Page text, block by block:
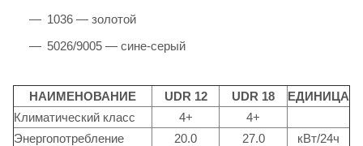
1036 — золотой
5026/9005 — сине-серый
НАИМЕНОВАНИЕ UDR 12 UDR 18
ЕДИНИЦА
Климатический класс
4+
4+
Энергопотребление
20.0 27.0
кВт/24ч